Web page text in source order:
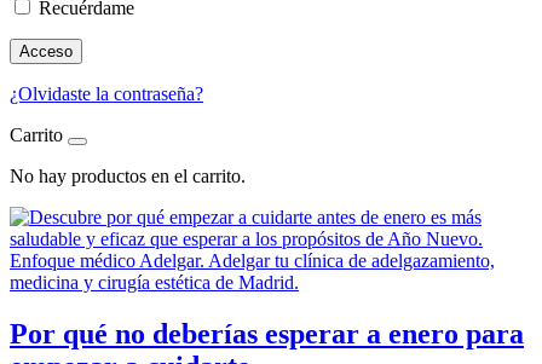
Recuérdame
Acceso
¿Olvidaste la contraseña?
Carrito
No hay productos en el carrito.
Por qué no deberías esperar a enero para